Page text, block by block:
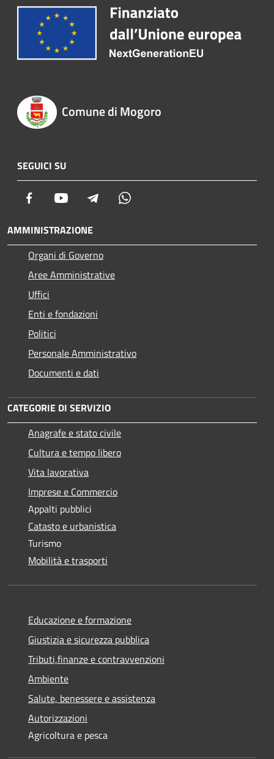
Comune di Mogoro
SEGUICI SU
Facebook Youtube Telegram
AMMINISTRAZIONE
Organi di Governo
Aree Amministrative
Uffici
Enti e fondazioni
Politici
Personale Amministrativo
Documenti e dati
CATEGORIE DI SERVIZIO
Anagrafe e stato civile
Cultura e tempo libero
Vita lavorativa
Imprese e Commercio
Appalti pubblici
Catasto e urbanistica
Turismo
Mobilità e trasporti
Educazione e formazione
Giustizia e sicurezza pubblica
Tributi,finanze e contravvenzioni
Ambiente
Salute, benessere e assistenza
Autorizzazioni
Agricoltura e pesca